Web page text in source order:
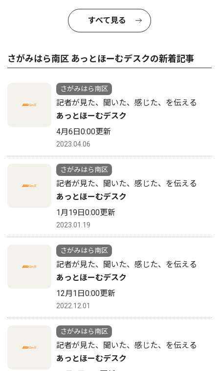
すべて見る
さがみはら南区 あっとほーむデスクの新着記事
さがみはら南区
記者が見た、聞いた、感じた、を伝える
あっとほーむデスク
4月6日0:00更新
2023.04.06
さがみはら南区
記者が見た、聞いた、感じた、を伝える
あっとほーむデスク
1月19日0:00更新
2023.01.19
さがみはら南区
記者が見た、聞いた、感じた、を伝える
あっとほーむデスク
12月1日0:00更新
2022.12.01
さがみはら南区
記者が見た、聞いた、感じた、を伝える
あっとほーむデスク